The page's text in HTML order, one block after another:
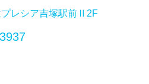
レシア吉塚駅前Ⅱ2F